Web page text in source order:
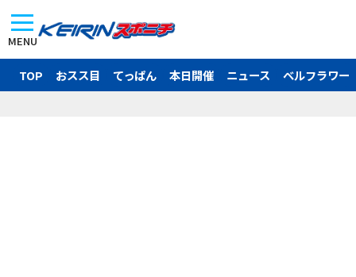
MENU
TOP おスス目 てっぱん 本日開催 ニュース ベルフラワー